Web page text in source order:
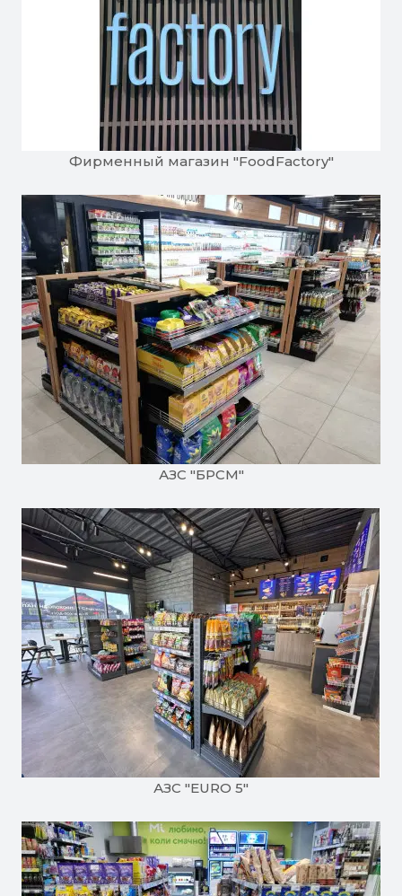
Фирменный магазин "FoodFactory"
АЗС "БРСМ"
АЗC "EURO 5"